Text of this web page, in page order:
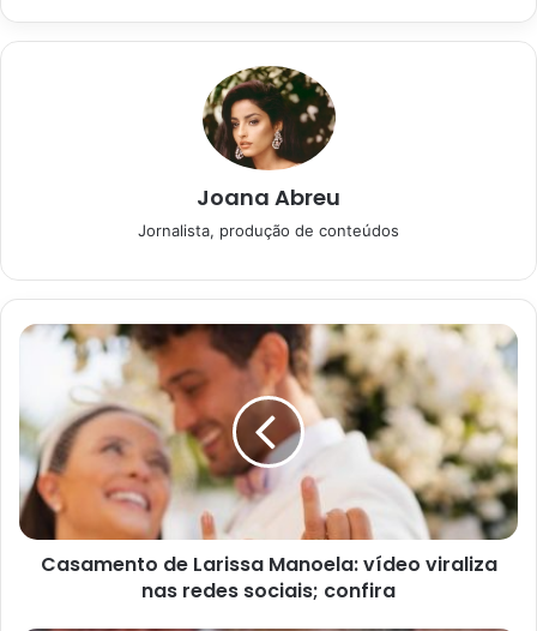
Resultado da Mega-Sena 2684:
milhões
03/02/2024
O próximo sorteio vai acontecer já nesta quarta-feira (20),
a partir das 20h. E será, novamente, no Espaço da Sorte,
Confira os números
sorteados na Lotofácil
Joana Abreu
Jornalista, produção de conteúdos
Casamento de Larissa Manoela: vídeo viraliza
nas redes sociais; confira